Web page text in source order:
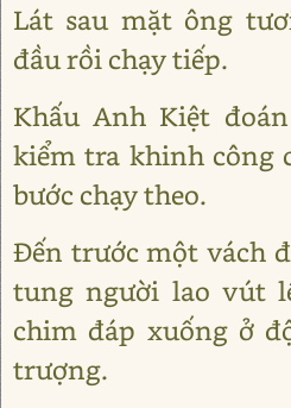
Lát sau mặt ông
đầu rồi chạy tiếp.
Khấu Anh Kiệt
kiểm tra khinh công
bước chạy theo.
Đến trước một vách
tung người lao vút
chim đáp xuống ở
trượng.